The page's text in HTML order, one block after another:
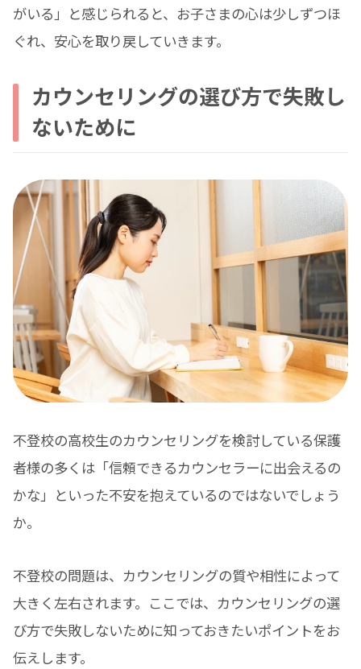
がいる」と感じられると、お子さまの心は少しずつほ
ぐれ、安心を取り戻していきます。
カウンセリングの選び方で失敗し
ないために
不登校の高校生のカウンセリングを検討している保護
者様の多くは「信頼できるカウンセラーに出会えるの
かな」といった不安を抱えているのではないでしょう
か。
不登校の問題は、カウンセリングの質や相性によって
大きく左右されます。ここでは、カウンセリングの選
び方で失敗しないために知っておきたいポイントをお
伝えします。